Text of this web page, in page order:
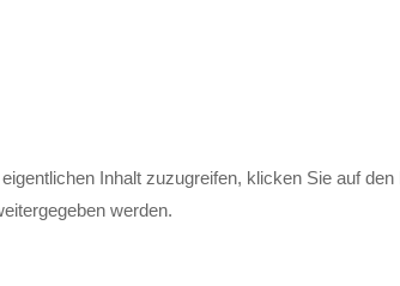
Inhalt zuzugreifen, klicken Sie auf den
werden.